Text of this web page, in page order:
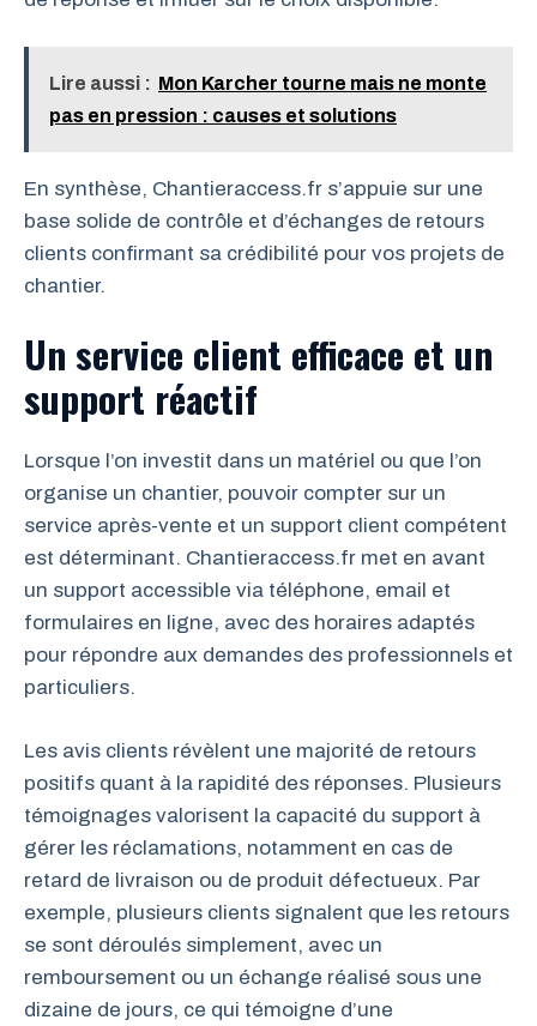
Lire aussi : Mon Karcher tourne mais ne monte
pas en pression : causes et solutions
En synthèse, Chantieraccess.fr s’appuie sur une
base solide de contrôle et d’échanges de retours
clients confirmant sa crédibilité pour vos projets de
chantier.
Un service client efficace et un
support réactif
Lorsque l’on investit dans un matériel ou que l’on
organise un chantier, pouvoir compter sur un
service après-vente et un support client compétent
est déterminant. Chantieraccess.fr met en avant
un support accessible via téléphone, email et
formulaires en ligne, avec des horaires adaptés
pour répondre aux demandes des professionnels et
particuliers.
Les avis clients révèlent une majorité de retours
positifs quant à la rapidité des réponses. Plusieurs
témoignages valorisent la capacité du support à
gérer les réclamations, notamment en cas de
retard de livraison ou de produit défectueux. Par
exemple, plusieurs clients signalent que les retours
se sont déroulés simplement, avec un
remboursement ou un échange réalisé sous une
dizaine de jours, ce qui témoigne d’une